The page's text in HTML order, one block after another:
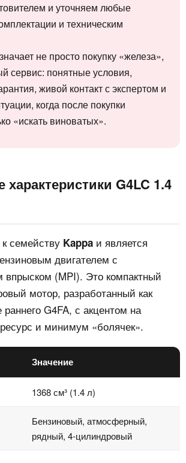
и уточняем любые
и техническим
не просто покупку «железа»,
сервис: понятные условия,
живой контакт с экспертом и
когда после покупки
«искать виноватых».
характеристики G4LC 1.4
семейству Kappa и является
двигателем с
впрыском (MPI). Это компактный
мотор, разработанный как
G4FA, с акцентом на
и минимум «болячек».
Значение
1368 см³ (1.4 л)
Бензиновый, атмосферный,
рядный, 4‑цилиндровый